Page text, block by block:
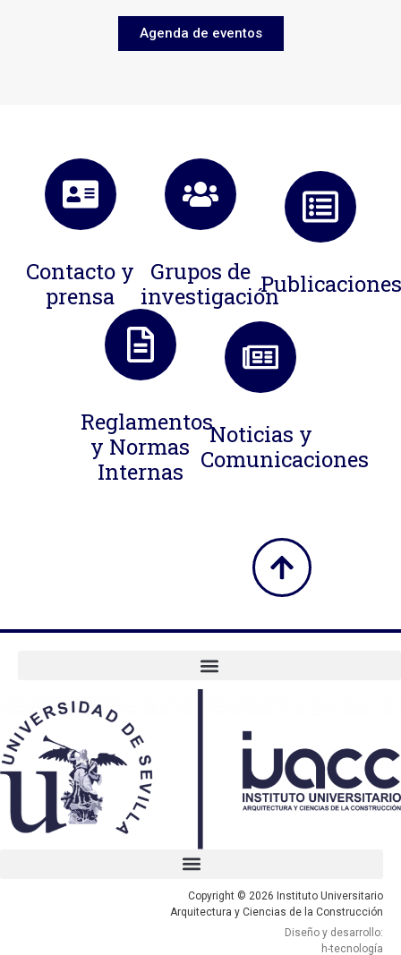
Agenda de eventos
Contacto y
prensa
Grupos de
investigación
Reglamentos
y Normas
Internas
Noticias y
Comunicaciones
Copyright © 2026 Instituto Universitario
Arquitectura y Ciencias de la Construcción
Diseño y desarrollo:
h-tecnología